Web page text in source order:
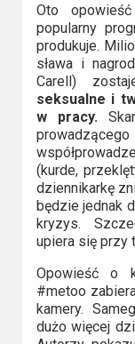
Oto
popularny
produkuje.
sława i
Carell)
seksualne i
w pracy.
(kurde,
dziennikarkę
będzie jednak
kryzys.
upiera się przy
Opowieść o
#metoo
kamery.
dużo więcej